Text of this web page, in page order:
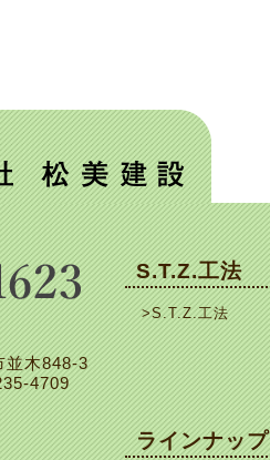
並木848-3
4709
S.T.Z.工法
>S.T.Z.工法
ラインナップ